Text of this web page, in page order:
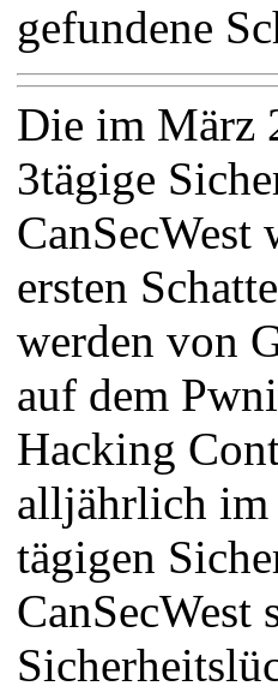
gefundene
Die im März
3tägige
ersten
werden von
auf dem
Hacking
alljährlich im
tägigen
CanSecWest